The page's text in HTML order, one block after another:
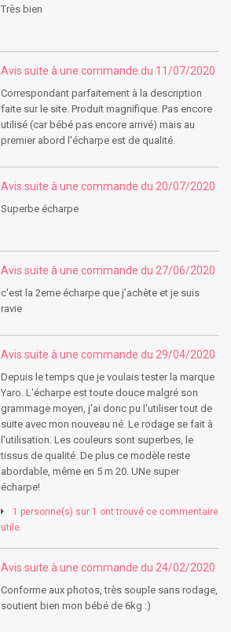
Très bien
Avis suite à une commande du 11/07/2020
Correspondant parfaitement à la description
faite sur le site. Produit magnifique. Pas encore
utilisé (car bébé pas encore arrivé) mais au
premier abord l'écharpe est de qualité.
Avis suite à une commande du 20/07/2020
Superbe écharpe
Avis suite à une commande du 27/06/2020
c'est la 2eme écharpe que j’achète et je suis
ravie
Avis suite à une commande du 29/04/2020
Depuis le temps que je voulais tester la marque
Yaro. L'écharpe est toute douce malgré son
grammage moyen, j'ai donc pu l'utiliser tout de
suite avec mon nouveau né. Le rodage se fait à
l'utilisation. Les couleurs sont superbes, le
tissus de qualité. De plus ce modèle reste
abordable, même en 5 m 20. UNe super
écharpe!
1 personne(s) sur 1 ont trouvé ce commentaire
utile.
Avis suite à une commande du 24/02/2020
Conforme aux photos, très souple sans rodage,
soutient bien mon bébé de 6kg :)